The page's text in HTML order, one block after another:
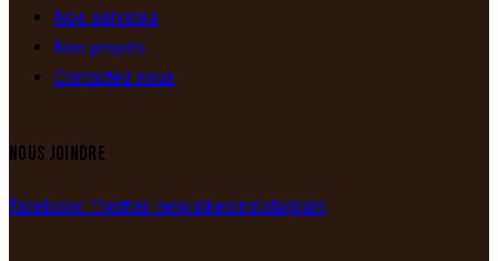
Nos services
Nos projets
Contactez nous
NOUS JOINDRE
facebook-1twitter-newlinkedininstagram